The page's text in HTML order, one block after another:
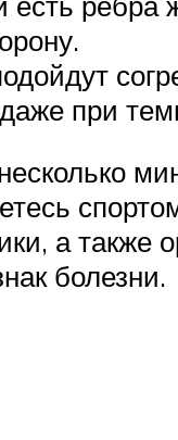
при
а также
болезни.